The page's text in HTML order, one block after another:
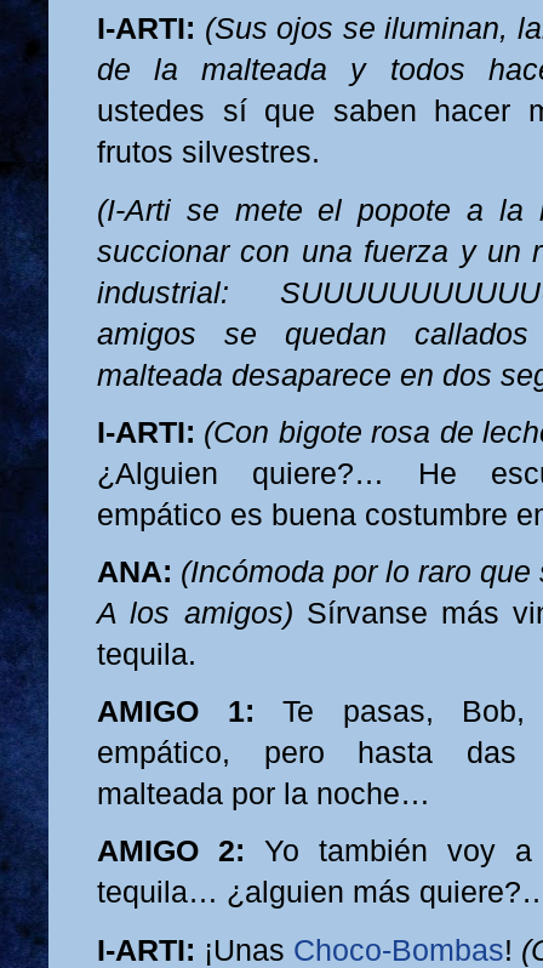
I-ARTI: (Sus ojos se iluminan,
de la malteada y todos
ustedes sí que saben hacer
frutos silvestres.
(I-Arti se mete el popote a la
succionar con una fuerza y un
industrial:
amigos se quedan
malteada desaparece en dos
I-ARTI: (Con bigote rosa de
¿Alguien quiere?… He
empático es buena costumbre
ANA: (Incómoda por lo raro
A los amigos) Sírvanse más
tequila.
AMIGO 1: Te pasas, Bob,
empático, pero hasta das
malteada por la noche…
AMIGO 2: Yo también voy
tequila… ¿alguien más
I-ARTI: ¡Unas Choco-Bombas!